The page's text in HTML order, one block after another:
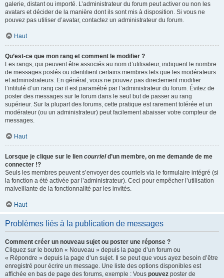
galerie, distant ou importé. L’administrateur du forum peut activer ou non les
avatars et décider de la manière dont ils sont mis à disposition. Si vous ne
pouvez pas utiliser d’avatar, contactez un administrateur du forum.
Haut
Qu’est-ce que mon rang et comment le modifier ?
Les rangs, qui peuvent être associés au nom d’utilisateur, indiquent le nombre
de messages postés ou identifient certains membres tels que les modérateurs
et administrateurs. En général, vous ne pouvez pas directement modifier
l’intitulé d’un rang car il est paramétré par l’administrateur du forum. Évitez de
poster des messages sur le forum dans le seul but de passer au rang
supérieur. Sur la plupart des forums, cette pratique est rarement tolérée et un
modérateur (ou un administrateur) peut facilement abaisser votre compteur de
messages.
Haut
Lorsque je clique sur le lien courrield’un membre, on me demande de me
connecter !?
Seuls les membres peuvent s’envoyer des courriels via le formulaire intégré (si
la fonction a été activée par l’administrateur). Ceci pour empêcher l’utilisation
malveillante de la fonctionnalité par les invités.
Haut
Problèmes liés à la publication de messages
Comment créer un nouveau sujet ou poster une réponse ?
Cliquez sur le bouton « Nouveau » depuis la page d’un forum ou
« Répondre » depuis la page d’un sujet. Il se peut que vous ayez besoin d’être
enregistré pour écrire un message. Une liste des options disponibles est
affichée en bas de page des forums, exemple : Vous pouvez poster de